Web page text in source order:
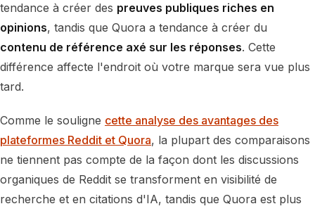
tendance à créer des preuves publiques riches en
opinions, tandis que Quora a tendance à créer du
contenu de référence axé sur les réponses. Cette
différence affecte l'endroit où votre marque sera vue plus
tard.
Comme le souligne cette analyse des avantages des
plateformes Reddit et Quora, la plupart des comparaisons
ne tiennent pas compte de la façon dont les discussions
organiques de Reddit se transforment en visibilité de
recherche et en citations d'IA, tandis que Quora est plus